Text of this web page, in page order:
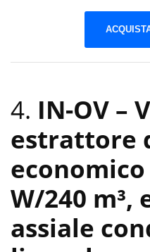
4. IN-OV –
estrattore
economico
W/240
assiale